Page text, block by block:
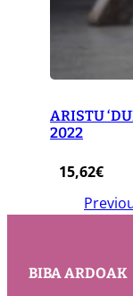
ARISTU
2022
15,62€
BIBA ARDOAK